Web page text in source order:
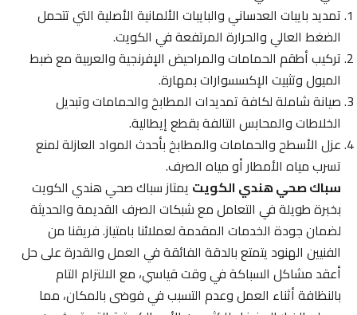
تمديد بايبات العدساني والبايبات الألمانية الأصلية التي تتحمل
الضغط العالي والحرارة المرتفعة في الكويت.
تركيب أطقم الحمامات والمراحيض الإفرنجية والعربية مع ضبط
الميول وتثبيت الإكسسوارات بمهارة.
صيانة شاملة لكافة تمديدات المطابخ والحمامات وتبديل
الخلاطات والمحابس التالفة بقطع إيطالية.
عزل الأسطح والحمامات والمطابخ بأحدث المواد العازلة لمنع
تسرب مياه الأمطار أو مياه الصرف.
سباك صحي هندي الكويتيمتاز سباك صحي هندي الكويت
بخبرة طويلة في التعامل مع شبكات الصرف القديمة والحديثة
لضمان جودة الخدمات المقدمة لعملائنا بامتياز. فريقنا من
الفنيين الهنود يتمتع بالدقة الفائقة في العمل والقدرة على حل
أعقد مشاكل السباكة في وقت قياسي، مع الالتزام التام
بالنظافة أثناء العمل وعدم التسبب في فوضى بالمكان، مما